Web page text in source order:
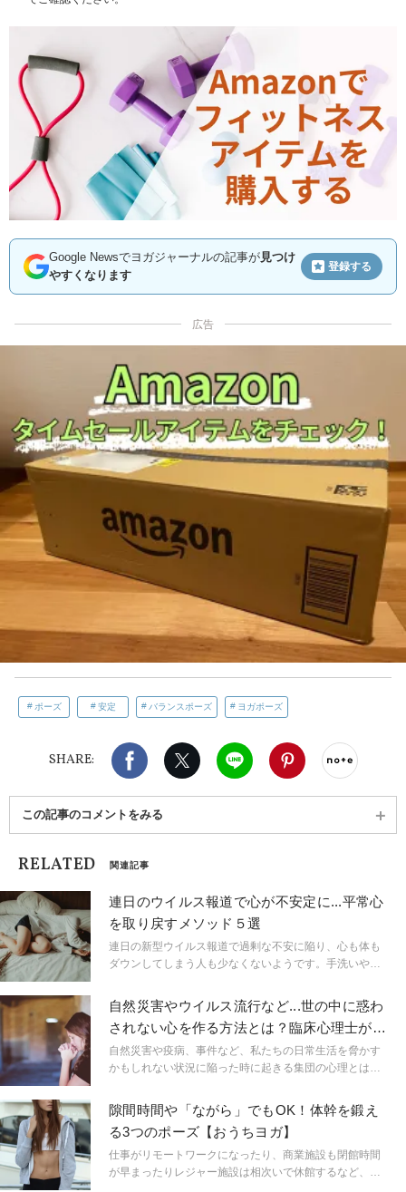
Google Newsでヨガジャーナルの記事が見つけ
やすくなります
登録する
広告
ポーズ 安定 バランスポーズ ヨガポーズ
SHARE:
Facebook X（旧twitter）
LINE Pinterest
この記事のコメントをみる
RELATED 関連記事
連日のウイルス報道で心が不安定に...平常心
を取り戻すメソッド５選
連日の新型ウイルス報道で過剰な不安に陥り、心も体も
ダウンしてしまう人も少なくないようです。手洗いやう
られてしまう人は、まず平常心を保つ努力を。すぐにで
きる「心を落ち着かせるメソッド」をまとめました。
自然災害やウイルス流行など...世の中に惑わ
されない心を作る方法とは？臨床心理士が解
説
自然災害や疫病、事件など、私たちの日常生活を脅かす
かもしれない状況に陥った時に起きる集団の心理とは？
隙間時間や「ながら」でもOK！体幹を鍛え
る3つのポーズ【おうちヨガ】
仕事がリモートワークになったり、商業施設も閉館時間
が早まったりレジャー施設は相次いで休館するなど、新